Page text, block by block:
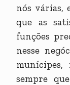
nós várias,
que as
funções
nesse
munícipes,
sempre